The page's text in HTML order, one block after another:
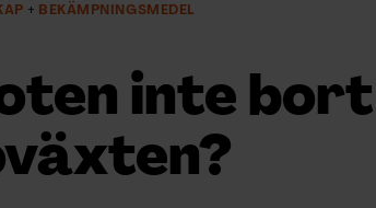
BEKÄMPNINGSMEDEL
inte bort